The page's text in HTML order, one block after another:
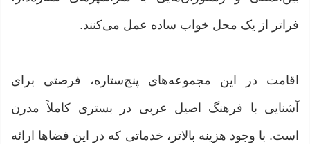
فراتر از یک محل خواب ساده عمل می‌کنند.
اقامت در این مجموعه‌های پنج‌ستاره، فرصتی برای
آشنایی با فرهنگ اصیل عربی در بستری کاملاً مدرن
است. با وجود هزینه بالاتر، خدماتی که در این فضاها ارائه